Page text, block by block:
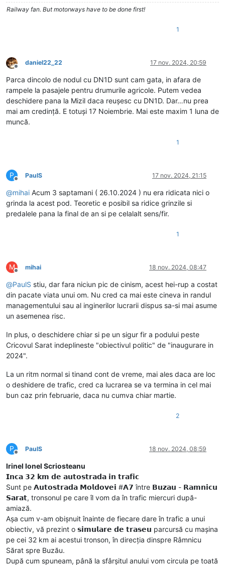
Railway fan. But motorways have to be done first!
1
Deconectat
daniel22_22 17 nov. 2024, 20:59
Parca dincolo de nodul cu DN1D sunt cam gata, in afara de
rampele la pasajele pentru drumurile agricole. Putem vedea
deschidere pana la Mizil daca reușesc cu DN1D. Dar…nu prea
mai am credință. E totuși 17 Noiembrie. Mai este maxim 1 luna de
muncă.
1
P
Deconectat
PaulS 17 nov. 2024, 21:15
@mihai Acum 3 saptamani ( 26.10.2024 ) nu era ridicata nici o
grinda la acest pod. Teoretic e posibil sa ridice grinzile si
predalele pana la final de an si pe celalalt sens/fir.
1
M
Deconectat
mihai 18 nov. 2024, 08:47
@PaulS stiu, dar fara niciun pic de cinism, acest hei-rup a costat
din pacate viata unui om. Nu cred ca mai este cineva in randul
managementului sau al inginerilor lucrarii dispus sa-si mai asume
un asemenea risc.
In plus, o deschidere chiar si pe un sigur fir a podului peste
Cricovul Sarat indeplineste "obiectivul politic" de "inaugurare in
2024".
La un ritm normal si tinand cont de vreme, mai ales daca are loc
o deshidere de trafic, cred ca lucrarea se va termina in cel mai
bun caz prin februarie, daca nu cumva chiar martie.
2
P
Deconectat
PaulS 18 nov. 2024, 08:59
Irinel Ionel Scriosteanu
𝗜𝗻𝗰𝗮 𝟯𝟮 𝗸𝗺 𝗱𝗲 𝗮𝘂𝘁𝗼𝘀𝘁𝗿𝗮𝗱𝗮 𝗶𝗻 𝘁𝗿𝗮𝗳𝗶𝗰
Sunt pe 𝗔𝘂𝘁𝗼𝘀𝘁𝗿𝗮𝗱𝗮 𝗠𝗼𝗹𝗱𝗼𝘃𝗲𝗶 #𝗔𝟳 între 𝗕𝘂𝘇𝗮𝘂 - 𝗥𝗮𝗺𝗻𝗶𝗰𝘂
𝗦𝗮𝗿𝗮𝘁, tronsonul pe care îl vom da în trafic miercuri după-
amiază.
Așa cum v-am obișnuit înainte de fiecare dare în trafic a unui
obiectiv, vă prezint o 𝘀𝗶𝗺𝘂𝗹𝗮𝗿𝗲 𝗱𝗲 𝘁𝗿𝗮𝘀𝗲𝘂 parcursă cu mașina
pe cei 32 km ai acestui tronson, în direcția dinspre Râmnicu
Sărat spre Buzău.
După cum spuneam, până la sfârșitul anului vom circula pe toată